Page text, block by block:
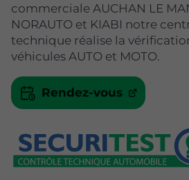
commerciale AUCHAN LE
NORAUTO et KIABI notre
technique réalise la
véhicules AUTO et MOTO.
Rendez-vous